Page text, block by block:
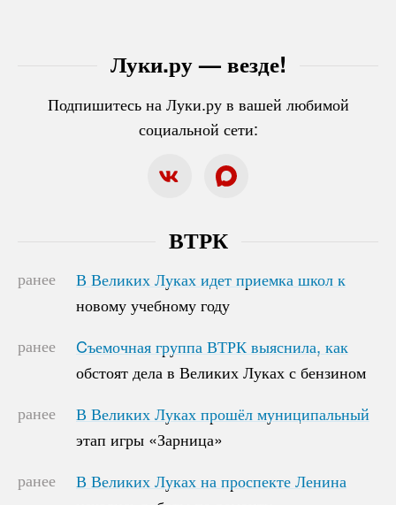
Луки.ру — везде!
Подпишитесь на Луки.ру в вашей любимой
социальной сети:
ВТРК
ранее
В Великих Луках идет приемка школ к
новому учебному году
В Великих Луках идет приемка школ к
новому учебному году
ранее
Cъемочная группа ВТРК выяснила, как
обстоят дела в Великих Луках с бензином
Cъемочная группа ВТРК выяснила, как
обстоят дела в Великих Луках с бензином
ранее
В Великих Луках прошёл муниципальный
этап игры «Зарница»
В Великих Луках прошёл муниципальный
этап игры «Зарница»
ранее
В Великих Луках на проспекте Ленина
В Великих Луках на проспекте Ленина